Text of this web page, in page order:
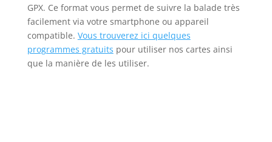
GPX. Ce format vous permet de suivre la balade très
facilement via votre smartphone ou appareil
compatible. Vous trouverez ici quelques
programmes gratuits pour utiliser nos cartes ainsi
que la manière de les utiliser.